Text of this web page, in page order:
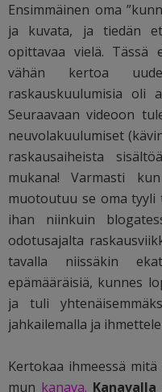
Ensimmäinen oma
ja kuvata, ja tiedän
opittavaa vielä. Tässä
vähän kertoa
raskauskuulumisia oli
Seuraavaan videoon
neuvolakuulumiset
raskausaiheista
mukana! Varmasti
muotoutuu se oma tyyli
ihan niinkuin
odotusajalta
tavalla niissäkin
epämääräisiä, kunnes
ja tuli
jahkailemalla ja
Kertokaa ihmeessä
mun kanava.